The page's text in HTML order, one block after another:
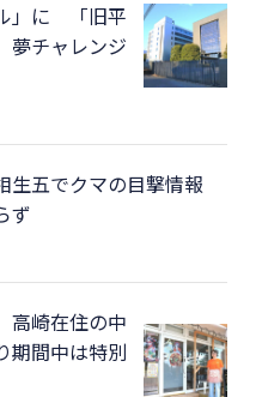
」に 「旧平
チャレンジ
生五でクマの目撃情報
ず
崎在住の中
間中は特別